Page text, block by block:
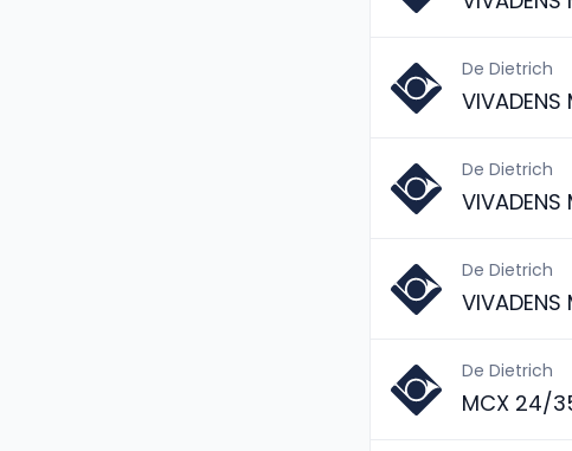
De Dietrich
De Dietrich
De Dietrich
De Dietrich
MCX 24/